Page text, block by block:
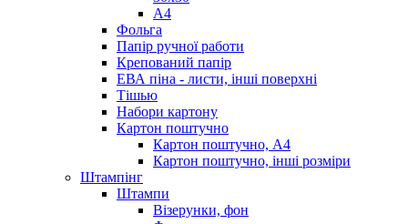
А4
Фольга
Папір ручної работи
Крепований папір
ЕВА піна - листи, інші поверхні
Тішью
Набори картону
Картон поштучно
Картон поштучно, А4
Картон поштучно, інші розміри
Штампінг
Штампи
Візерунки, фон